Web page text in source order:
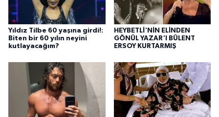
Yıldız Tilbe 60 yaşına girdi!:
Biten bir 60 yılın neyini
kutlayacağım?
HEYBETLİ'NİN ELİNDEN
GÖNÜL YAZAR'I BÜLENT
ERSOY KURTARMIŞ